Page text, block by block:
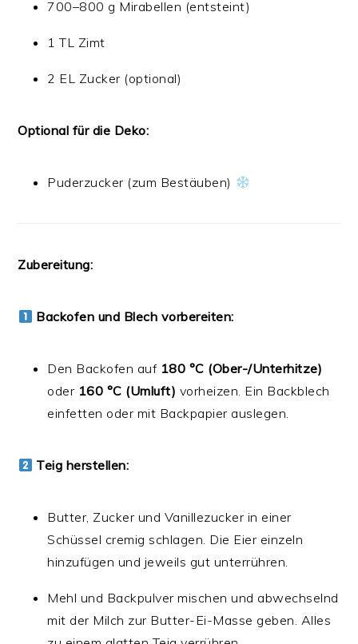
700–800 g Mirabellen (entsteint)
1 TL Zimt
2 EL Zucker (optional)
Optional für die Deko:
Puderzucker (zum Bestäuben)
Zubereitung:
Backofen und Blech vorbereiten:
Den Backofen auf 180 °C (Ober-/Unterhitze)
oder 160 °C (Umluft) vorheizen. Ein Backblech
einfetten oder mit Backpapier auslegen.
Teig herstellen:
Butter, Zucker und Vanillezucker in einer
Schüssel cremig schlagen. Die Eier einzeln
hinzufügen und jeweils gut unterrühren.
Mehl und Backpulver mischen und abwechselnd
mit der Milch zur Butter-Ei-Masse geben. Alles